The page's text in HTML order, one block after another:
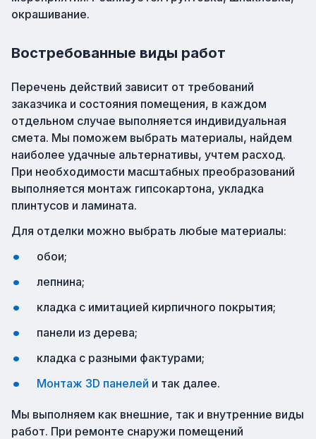
окрашивание.
Востребованные виды работ
Перечень действий зависит от требований
заказчика и состояния помещения, в каждом
отдельном случае выполняется индивидуальная
смета. Мы поможем выбрать материалы, найдем
наиболее удачные альтернативы, учтем расход.
При необходимости масштабных преобразований
выполняется монтаж гипсокартона, укладка
плинтусов и ламината.
Для отделки можно выбрать любые материалы:
обои;
лепнина;
кладка с имитацией кирпичного покрытия;
панели из дерева;
кладка с разными фактурами;
Монтаж 3D панелей и так далее.
Мы выполняем как внешние, так и внутренние виды
работ. При ремонте снаружи помещений